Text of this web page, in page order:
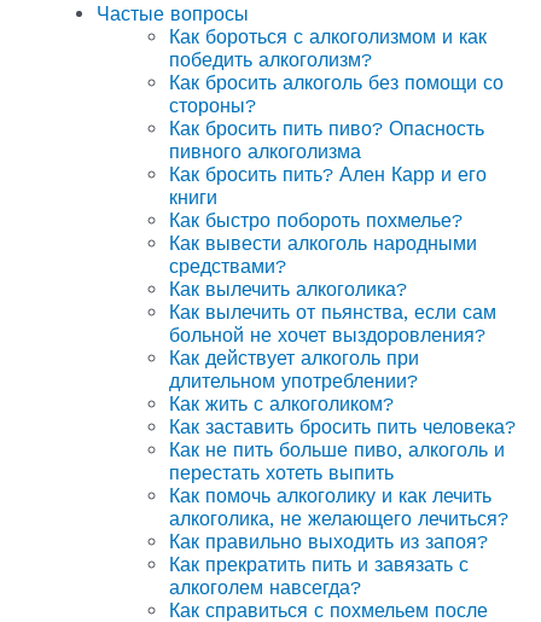
Частые вопросы
Как бороться с алкоголизмом и как
победить алкоголизм?
Как бросить алкоголь без помощи со
стороны?
Как бросить пить пиво? Опасность
пивного алкоголизма
Как бросить пить? Ален Карр и его
книги
Как быстро побороть похмелье?
Как вывести алкоголь народными
средствами?
Как вылечить алкоголика?
Как вылечить от пьянства, если сам
больной не хочет выздоровления?
Как действует алкоголь при
длительном употреблении?
Как жить с алкоголиком?
Как заставить бросить пить человека?
Как не пить больше пиво, алкоголь и
перестать хотеть выпить
Как помочь алкоголику и как лечить
алкоголика, не желающего лечиться?
Как правильно выходить из запоя?
Как прекратить пить и завязать с
алкоголем навсегда?
Как справиться с похмельем после